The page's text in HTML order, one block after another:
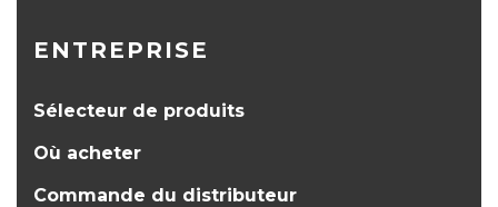
ENTREPRISE
Sélecteur de produits
Où acheter
Commande du distributeur